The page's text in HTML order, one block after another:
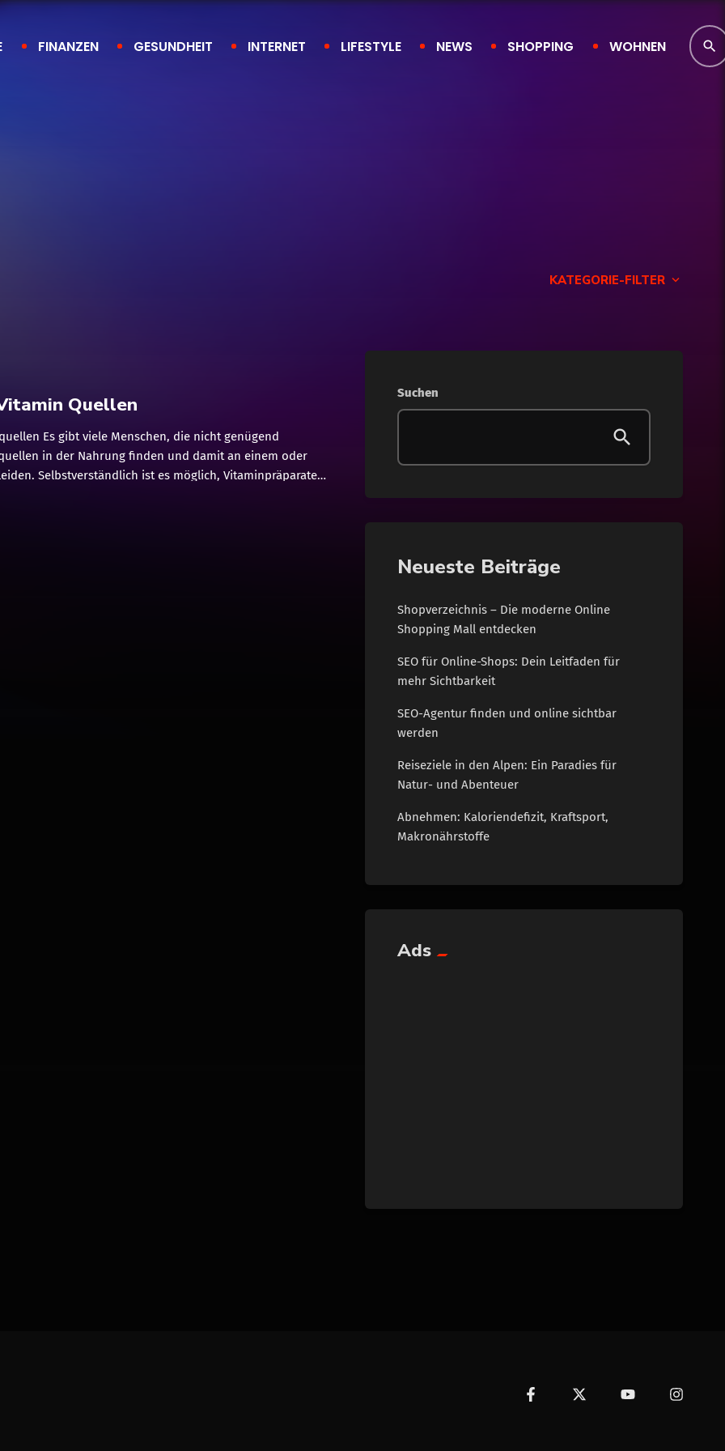
FINANZEN GESUNDHEIT INTERNET LIFESTYLE NEWS SHOPPING WOHNEN search
KATEGORIE-FILTER keyboard_arrow_down
Internet
Lifestyle
Shopping
Wohnen
Quellen
Es gibt viele Menschen, die nicht genügend
in der Nahrung finden und damit an einem oder
Selbstverständlich ist es möglich, Vitaminpräparate
Suchen
Neueste Beiträge
Shopverzeichnis – Die moderne Online
Shopping Mall entdecken
SEO für Online-Shops: Dein Leitfaden für
mehr Sichtbarkeit
SEO-Agentur finden und online sichtbar
werden
Reiseziele in den Alpen: Ein Paradies für
Natur- und Abenteuer
Abnehmen: Kaloriendefizit, Kraftsport,
Makronährstoffe
Ads